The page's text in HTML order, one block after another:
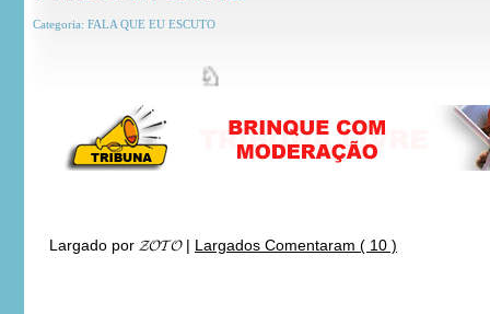
Categoria: FALA QUE EU ESCUTO
Largado por 𝓩𝓞𝓣𝓞| Largados Comentaram ( 10 )